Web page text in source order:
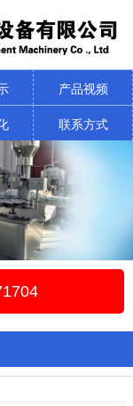
产品视频
联系方式